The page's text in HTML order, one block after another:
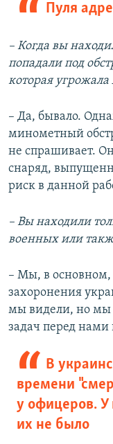
Пуля
– Когда вы
попадали под
которая
– Да, бывало.
минометный
не спрашивает.
снаряд,
риск в данной
– Вы находили
военных или
– Мы, в основном,
захоронения
мы видели, но мы
задач перед нами
В
времени
у офицеров.
их не было